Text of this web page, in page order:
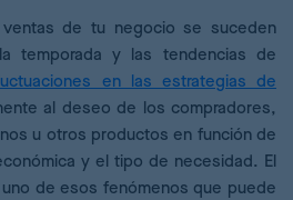
de tu negocio se suceden
temporada y las tendencias de
en las estrategias de
al deseo de los compradores,
u otros productos en función de
y el tipo de necesidad. El
de esos fenómenos que puede